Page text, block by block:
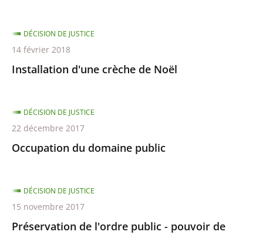
Installation d'une crèche de Noël
DÉCISION DE JUSTICE
14 février 2018
Occupation du domaine public
DÉCISION DE JUSTICE
22 décembre 2017
Préservation de l'ordre public - pouvoir de
DÉCISION DE JUSTICE
15 novembre 2017